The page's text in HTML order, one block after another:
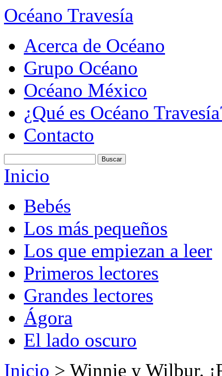
Océano Travesía
Acerca de Océano
Grupo Océano
Océano México
¿Qué es Océano
Contacto
Inicio
Bebés
Los más pequeños
Los que empiezan a leer
Primeros lectores
Grandes lectores
Ágora
El lado oscuro
Inicio > Winnie y Wilbur.